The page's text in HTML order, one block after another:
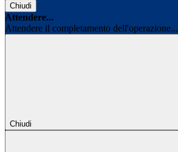
Chiudi
Attendere...
Attendere il completamento dell'operazione...
Chiudi